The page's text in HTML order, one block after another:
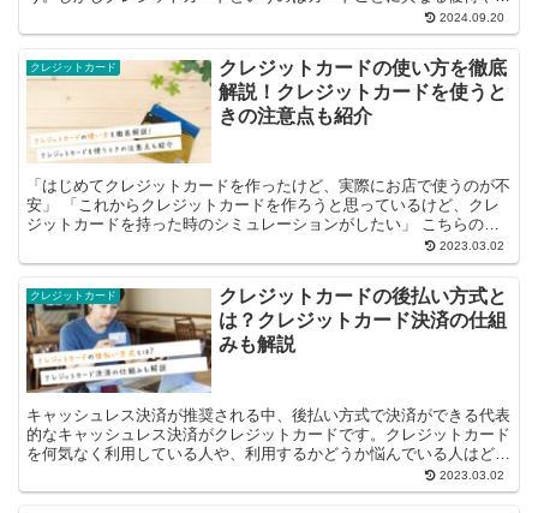
2024.09.20
クレジットカード
クレジットカードの使い方を徹底
解説！クレジットカードを使うと
きの注意点も紹介
「はじめてクレジットカードを作ったけど、実際にお店で使うのが不
安」 「これからクレジットカードを作ろうと思っているけど、クレ
ジットカードを持った時のシミュレーションがしたい」 こちらの記
事では、そんな方に向けてクレジットカードの使い方を... 2023.03.02
クレジットカード
クレジットカードの後払い方式と
は？クレジットカード決済の仕組
みも解説
キャッシュレス決済が推奨される中、後払い方式で決済ができる代表
的なキャッシュレス決済がクレジットカードです。クレジットカード
を何気なく利用している人や、利用するかどうか悩んでいる人はどの
2023.03.02